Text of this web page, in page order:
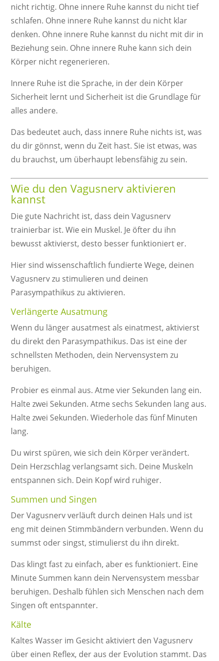
nicht richtig. Ohne innere Ruhe kannst du nicht tief
schlafen. Ohne innere Ruhe kannst du nicht klar
denken. Ohne innere Ruhe kannst du nicht mit dir in
Beziehung sein. Ohne innere Ruhe kann sich dein
Körper nicht regenerieren.
Innere Ruhe ist die Sprache, in der dein Körper
Sicherheit lernt und Sicherheit ist die Grundlage für
alles andere.
Das bedeutet auch, dass innere Ruhe nichts ist, was
du dir gönnst, wenn du Zeit hast. Sie ist etwas, was
du brauchst, um überhaupt lebensfähig zu sein.
Wie du den Vagusnerv aktivieren
kannst
Die gute Nachricht ist, dass dein Vagusnerv
trainierbar ist. Wie ein Muskel. Je öfter du ihn
bewusst aktivierst, desto besser funktioniert er.
Hier sind wissenschaftlich fundierte Wege, deinen
Vagusnerv zu stimulieren und deinen
Parasympathikus zu aktivieren.
Verlängerte Ausatmung
Wenn du länger ausatmest als einatmest, aktivierst
du direkt den Parasympathikus. Das ist eine der
schnellsten Methoden, dein Nervensystem zu
beruhigen.
Probier es einmal aus. Atme vier Sekunden lang ein.
Halte zwei Sekunden. Atme sechs Sekunden lang aus.
Halte zwei Sekunden. Wiederhole das fünf Minuten
lang.
Du wirst spüren, wie sich dein Körper verändert.
Dein Herzschlag verlangsamt sich. Deine Muskeln
entspannen sich. Dein Kopf wird ruhiger.
Summen und Singen
Der Vagusnerv verläuft durch deinen Hals und ist
eng mit deinen Stimmbändern verbunden. Wenn du
summst oder singst, stimulierst du ihn direkt.
Das klingt fast zu einfach, aber es funktioniert. Eine
Minute Summen kann dein Nervensystem messbar
beruhigen. Deshalb fühlen sich Menschen nach dem
Singen oft entspannter.
Kälte
Kaltes Wasser im Gesicht aktiviert den Vagusnerv
über einen Reflex, der aus der Evolution stammt. Das